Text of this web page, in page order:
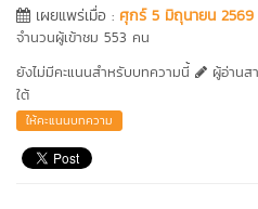
เผยแพร่เมื่อ : ศุกร์ 5 มิถุนายน 2569
จำนวนผู้เข้าชม 553 คน
ยังไม่มีคะแนนสำหรับบทความนี้
ผู้อ่านส
ใต้
ให้คะแนนบทความ